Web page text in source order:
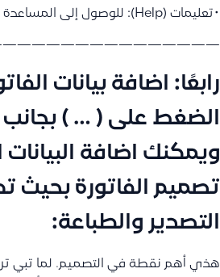
•تعليمات (Help): للوصول إلى المساعدة والدعم.
رابعًا: اضافة بيانات
الضغط على ( … ) بجانب
ويمكنك اضافة البيانات
تصميم الفاتورة بحيث
التصدير والطباعة:
هذي أهم نقطة في التصميم. لما تبي